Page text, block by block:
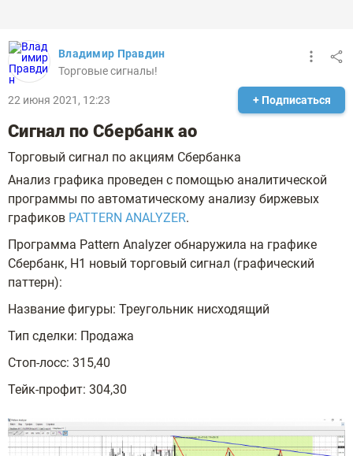
Владимир Правдин
Торговые сигналы!
22 июня 2021, 12:23 + Подписаться
Сигнал по Сбербанк ао
Торговый сигнал по акциям Сбербанка
Анализ графика проведен с помощью аналитической
программы по автоматическому анализу биржевых
графиков PATTERN ANALYZER.
Программа Pattern Analyzer обнаружила на графике
Сбербанк, H1 новый торговый сигнал (графический
паттерн):
Название фигуры: Треугольник нисходящий
Тип сделки: Продажа
Стоп-лосс: 315,40
Тейк-профит: 304,30